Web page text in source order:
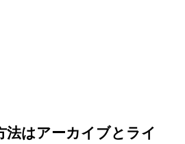
法はアーカイブとライ